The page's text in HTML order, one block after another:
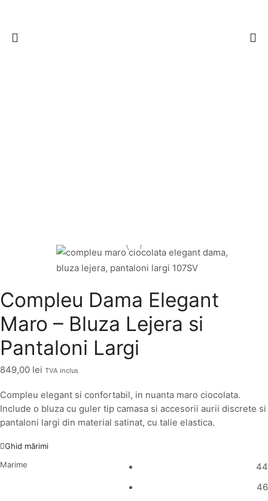
Compleu Dama Elegant
Maro – Bluza Lejera si
Pantaloni Largi
849,00 lei TVA inclus
Compleu elegant si confortabil, in nuanta maro ciocolata.
Include o bluza cu guler tip camasa si accesorii aurii discrete si
pantaloni largi din material satinat, cu talie elastica.
Ghid mărimi
Marime
44
46